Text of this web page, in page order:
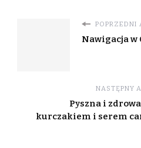
POPRZEDNI
Nawigacja w
NASTĘPNY
Pyszna i zdrowa
kurczakiem i serem